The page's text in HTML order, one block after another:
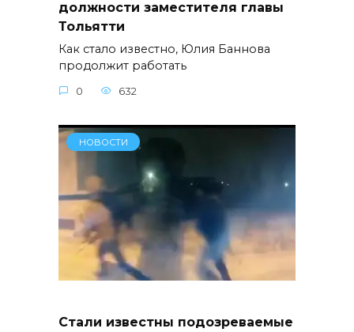
должности заместителя главы
Тольятти
Как стало известно, Юлия Баннова
продолжит работать
0 632
НОВОСТИ
Стали известны подозреваемые